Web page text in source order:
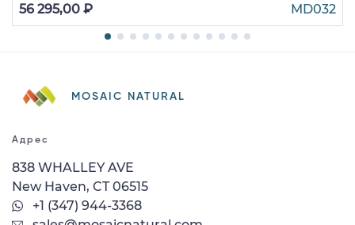
56 295,00 ₽
MD032
MOSAIC NATURAL
Адрес
838 WHALLEY AVE
New Haven, CT 06515
+1 (347) 944-3368